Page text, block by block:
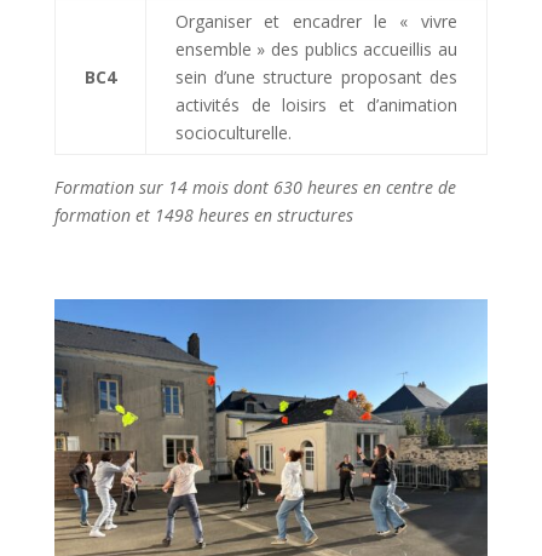
BC4
Organiser et encadrer le « vivre
ensemble » des publics accueillis au
sein d’une structure proposant des
activités de loisirs et d’animation
socioculturelle.
Formation sur 14 mois dont 630 heures en centre de
formation et 1498 heures en structures